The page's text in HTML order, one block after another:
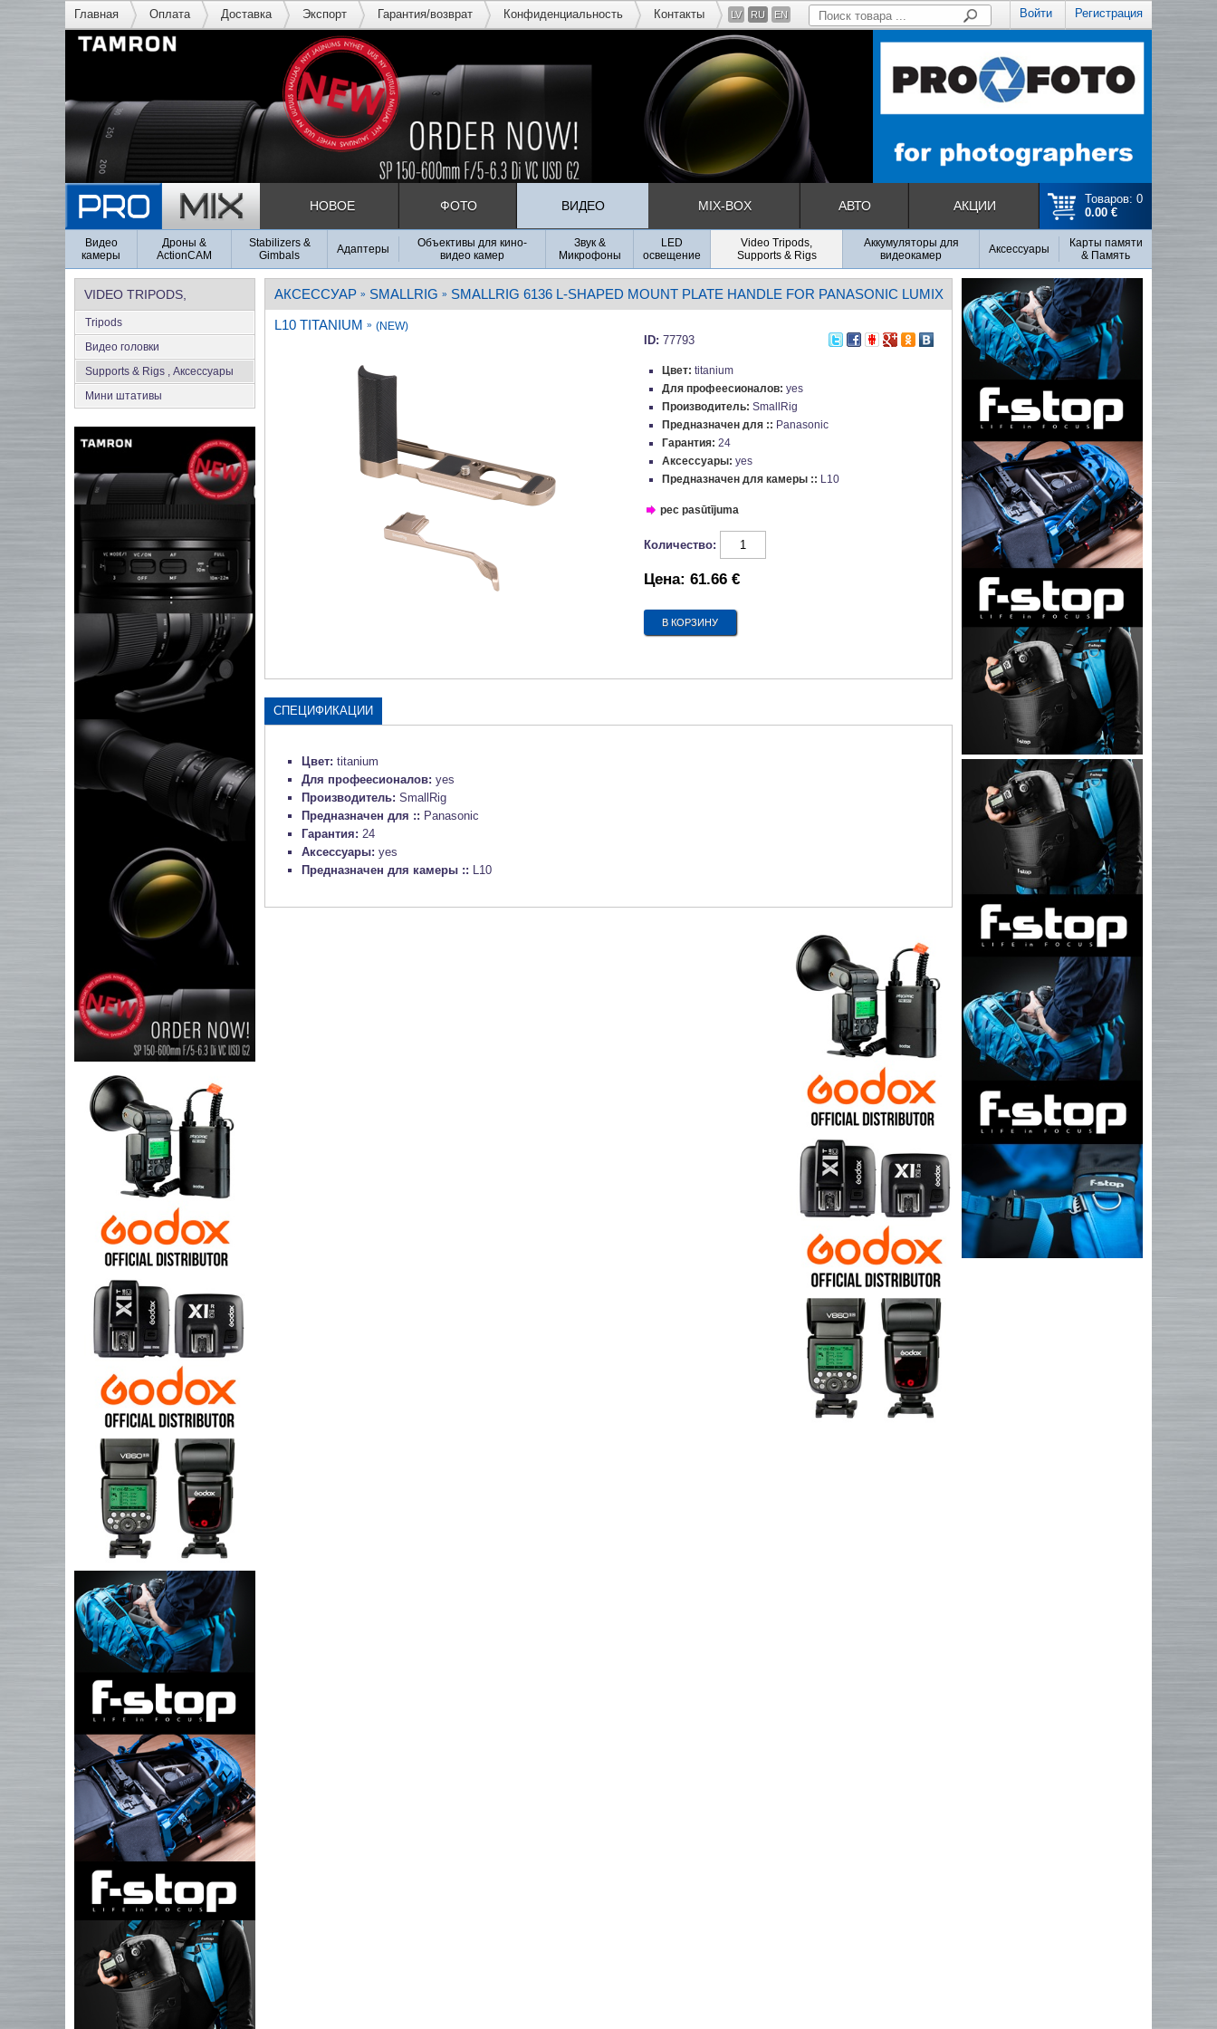
Главная Оплата Доставка Экспорт Гарантия/возврат Конфиденциальность Контакты Войти Регистрация
LV RU EN
Товаров: 0
0.00 €
НОВОЕ ФОТО ВИДЕО MIX-BOX АВТО АКЦИИ
Видео
камеры
Дроны &
ActionCAM
Stabilizers &
Gimbals
Адаптеры
Объективы для кино-
видео камер
Звук &
Микрофоны
LED
освещение
Video Tripods,
Supports & Rigs
Аккумуляторы для
видеокамер
Аксесcуары
Карты памяти
& Память
VIDEO TRIPODS,
SUPPORTS & RIGS
Tripods
Видео головки
Supports & Rigs , Аксеcсуары
Мини штативы
АКСЕССУАР » SMALLRIG » SMALLRIG 6136 L-SHAPED MOUNT PLATE HANDLE FOR PANASONIC LUMIX
L10 TITANIUM » (NEW)
ID: 77793
Цвет: titanium
Для профеесионалов: yes
Производитель: SmallRig
Предназначен для :: Panasonic
Гарантия: 24
Аксессуары: yes
Предназначен для камеры :: L10
pec pasūtījuma
Количество:
Цена: 61.66 €
СПЕЦИФИКАЦИИ
Цвет: titanium
Для профеесионалов: yes
Производитель: SmallRig
Предназначен для :: Panasonic
Гарантия: 24
Аксессуары: yes
Предназначен для камеры ::
L10